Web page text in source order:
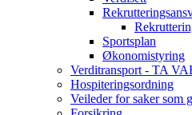
Sportsplan
Økonomistyring
Verditransport - TA
Hospiteringsordning
Veileder for saker som